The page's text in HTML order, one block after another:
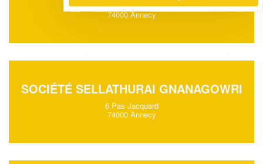
30 Che Du Genie Militaire
74000 Annecy
SOCIÉTÉ SELLATHURAI GNANAGOWRI
6 Pas Jacquard
74000 Annecy